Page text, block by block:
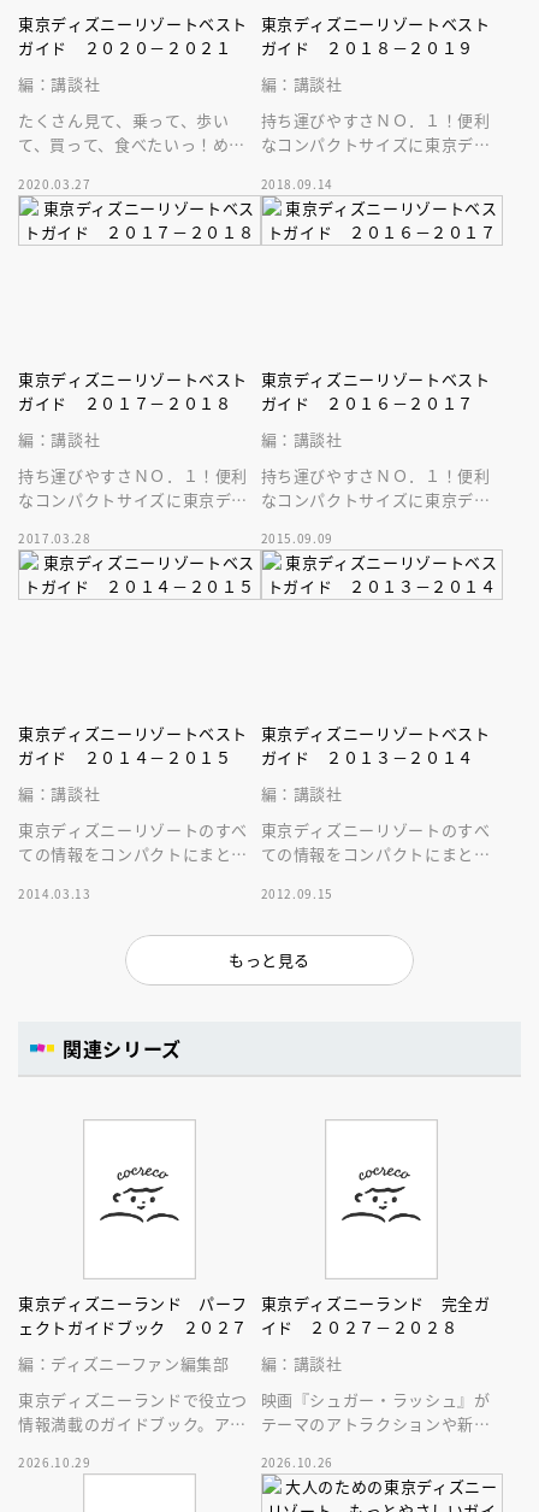
東京ディズニーリゾートベスト
ガイド ２０２０－２０２１
編：講談社
たくさん見て、乗って、歩い
て、買って、食べたいっ！めい
ナタに贈る、コンパクトサイズ
のガイド最新版
2020.03.27
東京ディズニーリゾートベスト
ガイド ２０１８－２０１９
編：講談社
持ち運びやすさＮＯ．１！便利
なコンパクトサイズに東京ディ
ゅぎゅっと詰まったベストガイ
ド最新版！
2018.09.14
東京ディズニーリゾートベスト
ガイド ２０１７－２０１８
編：講談社
持ち運びやすさＮＯ．１！便利
なコンパクトサイズに東京ディ
ゅぎゅっと詰まったベストガイ
ド最新版！
2017.03.28
東京ディズニーリゾートベスト
ガイド ２０１６－２０１７
編：講談社
持ち運びやすさＮＯ．１！便利
なコンパクトサイズに東京ディ
ゅぎゅっと詰まったベストガイ
ド最新版！
2015.09.09
東京ディズニーリゾートベスト
ガイド ２０１４－２０１５
編：講談社
東京ディズニーリゾートのすべ
ての情報をコンパクトにまとめ
持ち運びにとっても便利です。
2014.03.13
東京ディズニーリゾートベスト
ガイド ２０１３－２０１４
編：講談社
東京ディズニーリゾートのすべ
ての情報をコンパクトにまとめ
持ち運びにとっても便利です。
2012.09.15
もっと見る
関連シリーズ
東京ディズニーランド パーフ
ェクトガイドブック ２０２７
編：ディズニーファン編集部
東京ディズニーランドで役立つ
情報満載のガイドブック。アト
ン、グッズまでが１冊に！
2026.10.29
東京ディズニーランド 完全ガ
イド ２０２７－２０２８
編：講談社
映画『シュガー・ラッシュ』が
テーマのアトラクションや新生
東京ディズニーランドの最新情
報をお届け！
2026.10.26